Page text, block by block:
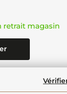
retrait magasin